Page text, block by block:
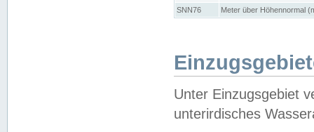
SNN76
Meter über Höhennormal
Unter Einzugsgebiet
unterirdisches